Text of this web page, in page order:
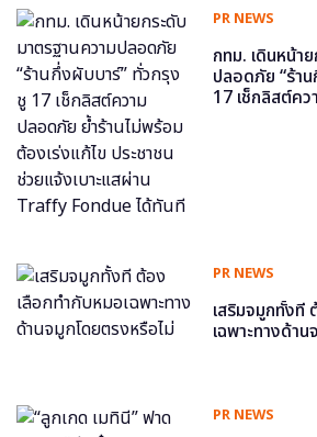
PR NEWS
กทม. เดินหน้า
ปลอดภัย “ร้า
17 เช็กลิสต์ค
PR NEWS
เสริมจมูกทั้งที
เฉพาะทางด้า
PR NEWS